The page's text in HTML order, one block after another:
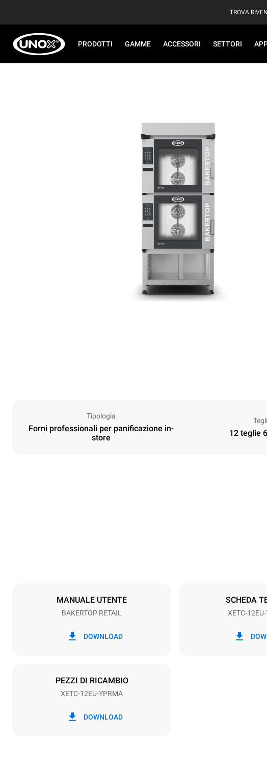
TROVA
PRODOTTI GAMME ACCESSORI SETTORI
Tipologia
Forni professionali per panificazione in-
store
12 teglie
400V 3N~ / 400V 3N~
MANUALE UTENTE
BAKERTOP RETAIL
DOWNLOAD
SCHEDA
XETC-
PEZZI DI RICAMBIO
XETC-12EU-YPRMA
DOWNLOAD